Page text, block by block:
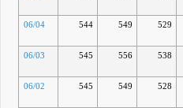
06/04 544 549 529
06/03 545 556 538
06/02 545 549 528